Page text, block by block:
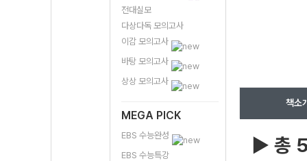
전대실모
다상다독 모의고사
이감 모의고사
바탕 모의고사
상상 모의고사
MEGA PICK
EBS 수능완성
EBS 수능특강
책소
▶ 총